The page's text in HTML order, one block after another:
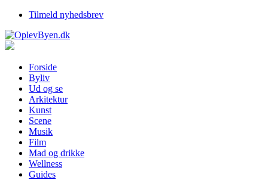
Tilmeld nyhedsbrev
Forside
Byliv
Ud og se
Arkitektur
Kunst
Scene
Musik
Film
Mad og drikke
Wellness
Guides